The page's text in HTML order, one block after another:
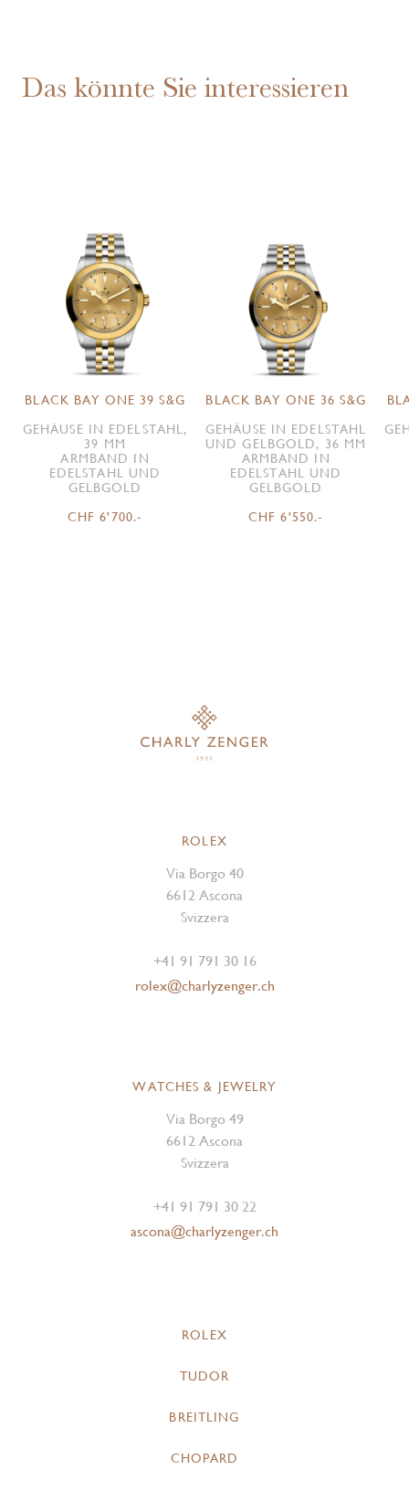
Das könnte Sie interessieren
BLACK BAY ONE 39 S&G
GEHÄUSE IN EDELSTAHL,
39 MM
ARMBAND IN
EDELSTAHL UND
GELBGOLD
CHF 6'700.-
BLACK BAY ONE 36 S&G
GEHÄUSE IN EDELSTAHL
UND GELBGOLD, 36 MM
ARMBAND IN
EDELSTAHL UND
GELBGOLD
CHF 6'550.-
ROLEX
Via Borgo 40
6612 Ascona
Svizzera
+41 91 791 30 16
rolex@charlyzenger.ch
WATCHES & JEWELRY
Via Borgo 49
6612 Ascona
Svizzera
+41 91 791 30 22
ascona@charlyzenger.ch
ROLEX
TUDOR
BREITLING
CHOPARD